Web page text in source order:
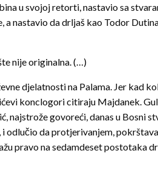
u svojoj retorti, nastavio sa
nastavio da drljaš kao Todor
nije originalna. (…)
djelatnosti na Palama. Jer kad
konclogori citiraju Majdanek.
najstrože govoreći, danas u Bosni
da protjerivanjem,
pravo na sedamdeset